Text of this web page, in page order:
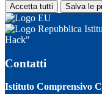
Accetta tutti Salva le
Hack"
Contatti
Istituto Comprensivo